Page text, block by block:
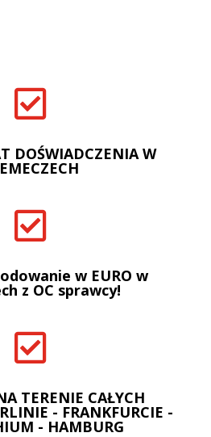

DOŚWIADCZENIA W

w EURO w
z OC sprawcy!

TERENIE CAŁYCH
- FRANKFURCIE -
- HAMBURG